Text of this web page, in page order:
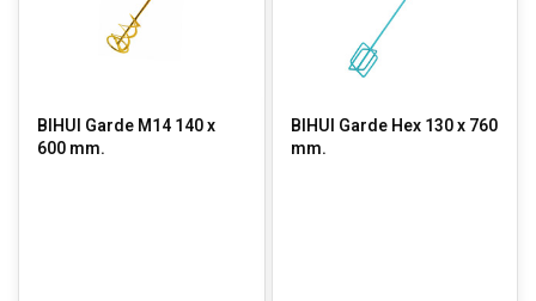
BIHUI Garde M14 140 x
600 mm.
BIHUI Garde Hex 130 x 760
mm.